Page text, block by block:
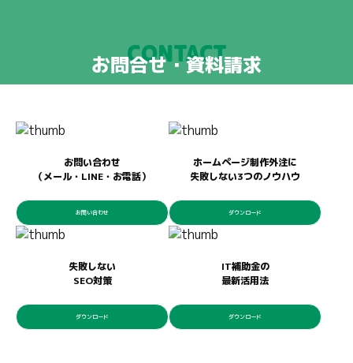
CONTACT
お問合せ・資料請求
お問い合わせ
（メール・LINE・お電話）
お問い合わせ
ホームページ制作外注に
失敗しない3つのノウハウ
ダウンロード
失敗しない
SEO対策
ダウンロード
IT補助金の
最新活用法
ダウンロード